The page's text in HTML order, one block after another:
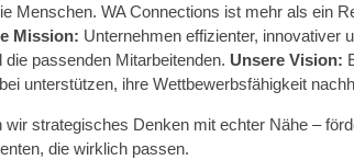
Menschen. WA Connections ist mehr als ein
Mission: Unternehmen effizienter, innovativer
passenden Mitarbeitenden. Unsere Vision:
unterstützen, ihre Wettbewerbsfähigkeit
strategisches Denken mit echter Nähe –
die wirklich passen.